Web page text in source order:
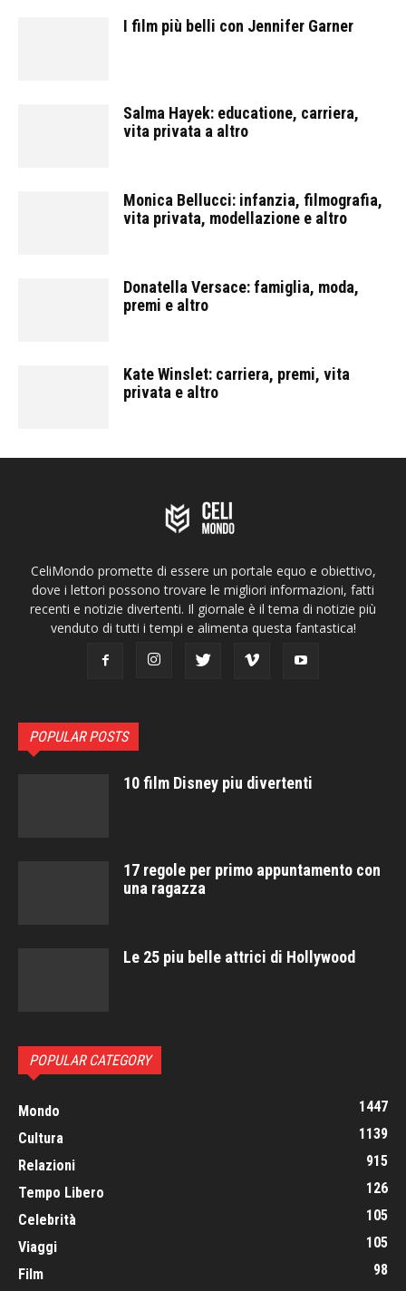
I film più belli con Jennifer Garner
Salma Hayek: educatione, carriera,
vita privata a altro
Monica Bellucci: infanzia, filmografia,
vita privata, modellazione e altro
Donatella Versace: famiglia, moda,
premi e altro
Kate Winslet: carriera, premi, vita
privata e altro
CeliMondo promette di essere un portale equo e obiettivo,
dove i lettori possono trovare le migliori informazioni, fatti
recenti e notizie divertenti. Il giornale è il tema di notizie più
venduto di tutti i tempi e alimenta questa fantastica!
POPULAR POSTS
10 film Disney piu divertenti
17 regole per primo appuntamento con
una ragazza
Le 25 piu belle attrici di Hollywood
POPULAR CATEGORY
Mondo
1447
Cultura
1139
Relazioni
915
Tempo Libero
126
Celebrità
105
Viaggi
105
Film
98